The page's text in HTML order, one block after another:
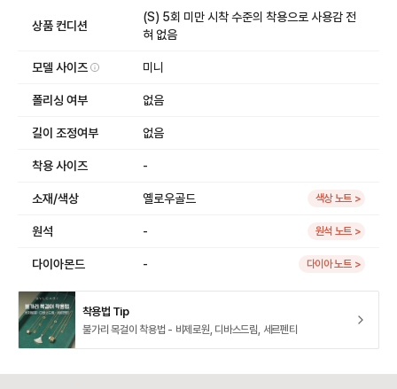
상품 컨디션
(S) 5회 미만 시착 수준의 착용으로 사용감 전
혀 없음
모델 사이즈 미니
폴리싱 여부 없음
길이 조정여부 없음
착용 사이즈 -
소재/색상 옐로우골드 색상 노트 >
원석 - 원석 노트 >
다이아몬드 - 다이아 노트 >
착용법 Tip
불가리 목걸이 착용법 - 비제로원, 디바스드림, 세르펜티